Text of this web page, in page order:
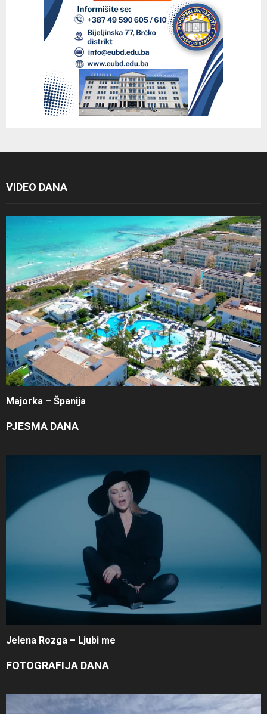
VIDEO DANA
Majorka – Španija
PJESMA DANA
Jelena Rozga – Ljubi me
FOTOGRAFIJA DANA